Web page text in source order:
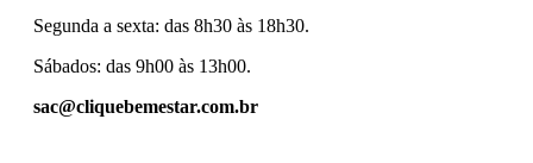
Segunda a sexta: das 8h30 às 18h30.
Sábados: das 9h00 às 13h00.
sac@cliquebemestar.com.br